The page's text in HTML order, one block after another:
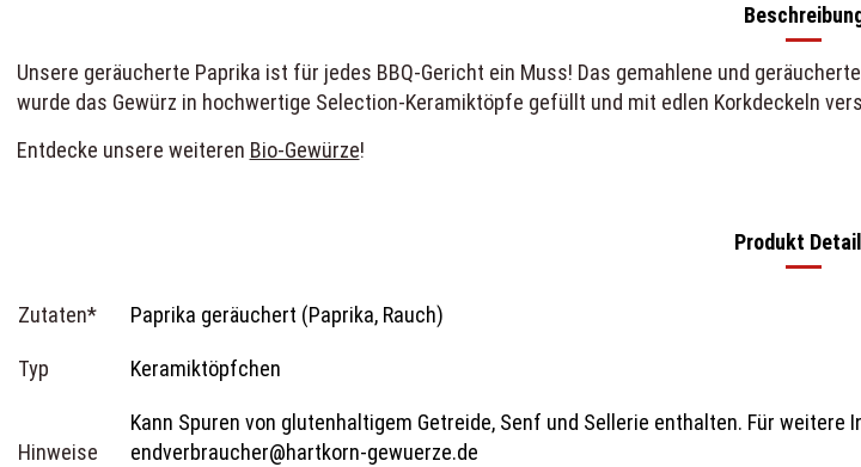
Unsere geräucherte Paprika ist für jedes BBQ-Gericht ein Muss! Das gemahlene und
wurde das Gewürz in hochwertige Selection-Keramiktöpfe gefüllt und mit edlen Korkdeckeln
Entdecke unsere weiteren Bio-Gewürze!
Produkt
Zutaten* Paprika geräuchert (Paprika, Rauch)
Typ Keramiktöpfchen
Hinweise
Kann Spuren von glutenhaltigem Getreide, Senf und Sellerie enthalten. Für
endverbraucher@hartkorn-gewuerze.de